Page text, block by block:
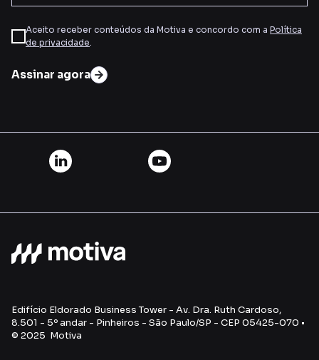
Aceito receber conteúdos da Motiva e concordo com a Política
de privacidade
Assinar agora
Edifício Eldorado Business Tower - Av. Dra. Ruth Cardoso,
8.501 - 5º andar - Pinheiros - São Paulo/SP - CEP 05425-070 •
© 2025 Motiva